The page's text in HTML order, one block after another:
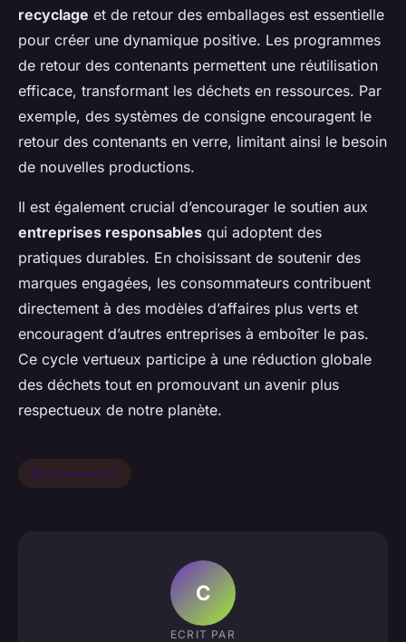
recyclage et de retour des emballages est essentielle
pour créer une dynamique positive. Les programmes
de retour des contenants permettent une réutilisation
efficace, transformant les déchets en ressources. Par
exemple, des systèmes de consigne encouragent le
retour des contenants en verre, limitant ainsi le besoin
de nouvelles productions.
Il est également crucial d’encourager le soutien aux
entreprises responsables qui adoptent des
pratiques durables. En choisissant de soutenir des
marques engagées, les consommateurs contribuent
directement à des modèles d’affaires plus verts et
encouragent d’autres entreprises à emboîter le pas.
Ce cycle vertueux participe à une réduction globale
des déchets tout en promouvant un avenir plus
respectueux de notre planète.
Environnement
C
ECRIT PAR